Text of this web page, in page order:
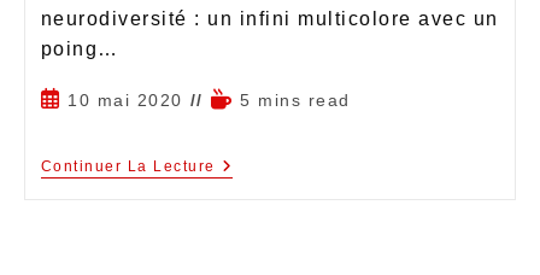
neurodiversité : un infini multicolore avec un
poing…
10 mai 2020 5 mins read
Continuer La Lecture